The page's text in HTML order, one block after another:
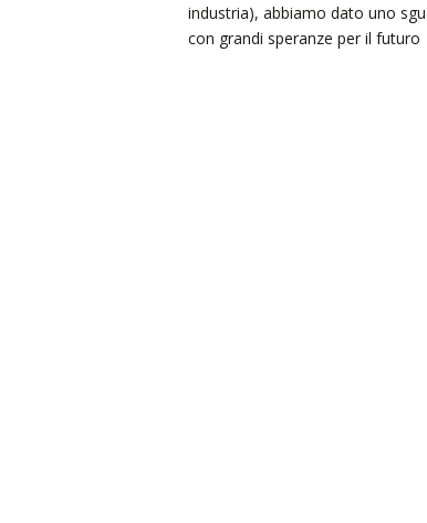
industria), abbiamo dato uno
con grandi speranze per il futuro